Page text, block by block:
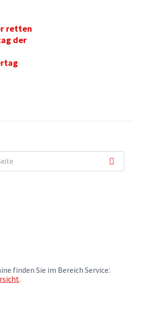
retten
der
finden Sie im Bereich Service:
.